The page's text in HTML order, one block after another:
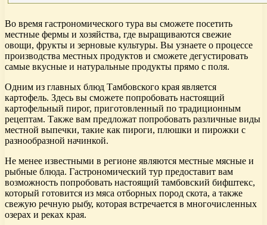
Во время гастрономического тура вы сможете посетить
местные фермы и хозяйства, где выращиваются свежие
овощи, фрукты и зерновые культуры. Вы узнаете о процессе
производства местных продуктов и сможете дегустировать
самые вкусные и натуральные продукты прямо с поля.
Одним из главных блюд Тамбовского края является
картофель. Здесь вы сможете попробовать настоящий
картофельный пирог, приготовленный по традиционным
рецептам. Также вам предложат попробовать различные виды
местной выпечки, такие как пироги, плюшки и пирожки с
разнообразной начинкой.
Не менее известными в регионе являются местные мясные и
рыбные блюда. Гастрономический тур предоставит вам
возможность попробовать настоящий тамбовский бифштекс,
который готовится из мяса отборных пород скота, а также
свежую речную рыбу, которая встречается в многочисленных
озерах и реках края.